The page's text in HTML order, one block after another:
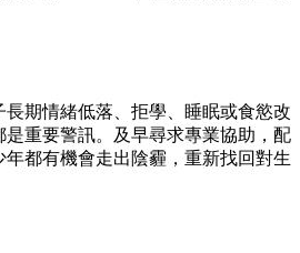
期情緒低落、拒學、睡眠或食慾改
重要警訊。及早尋求專業協助，配
都有機會走出陰霾，重新找回對生